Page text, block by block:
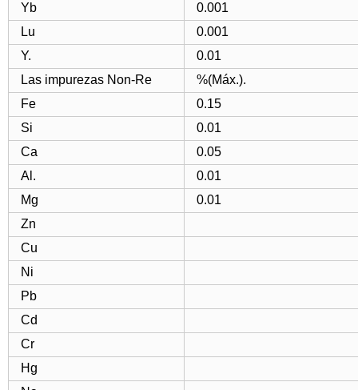
Yb
0.001
Lu
0.001
Y.
0.01
Las impurezas Non-Re
%(Máx.).
Fe
0.15
Si
0.01
Ca
0.05
Al.
0.01
Mg
0.01
Zn
Cu
Ni
Pb
Cd
Cr
Hg